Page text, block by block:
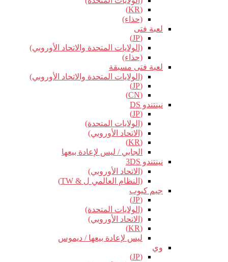
(KR)
(حذاء)
لعبة فتى
(JP)
(الولايات المتحدة والاتحاد الأوروبي)
(حذاء)
لعبة فتى مسبقة
(الولايات المتحدة والاتحاد الأوروبي)
(JP)
(CN)
نينتندو DS
(JP)
(الولايات المتحدة)
(الاتحاد الأوروبي)
(KR)
الجابي / ليس لإعادة بيعها
نينتندو 3DS
(الاتحاد الأوروبي)
(النظام العالمي ل & TW)
جيم كيوب
(JP)
(الولايات المتحدة)
(الاتحاد الأوروبي)
(KR)
ليس لإعادة بيعها / ديموس
وي
(JP)